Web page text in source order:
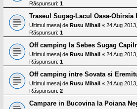
Răspunsuri: 1
Traseul Sugag-Lacul Oasa-Obirsia
Ultimul mesaj de Rusu Mihail « 24 Aug
Răspunsuri: 1
Off camping la Sebes Sugag
Ultimul mesaj de Rusu Mihail « 24 Aug
Răspunsuri: 1
Off camping intre Sovata si
Ultimul mesaj de Rusu Mihail « 24 Aug
Răspunsuri: 2
Campare in Bucovina la Poiana